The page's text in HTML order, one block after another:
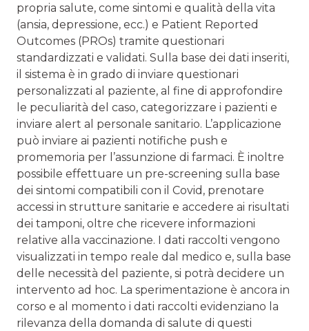
propria salute, come sintomi e qualità della vita
(ansia, depressione, ecc.) e Patient Reported
Outcomes (PROs) tramite questionari
standardizzati e validati. Sulla base dei dati inseriti,
il sistema è in grado di inviare questionari
personalizzati al paziente, al fine di approfondire
le peculiarità del caso, categorizzare i pazienti e
inviare alert al personale sanitario. L’applicazione
può inviare ai pazienti notifiche push e
promemoria per l’assunzione di farmaci. È inoltre
possibile effettuare un pre-screening sulla base
dei sintomi compatibili con il Covid, prenotare
accessi in strutture sanitarie e accedere ai risultati
dei tamponi, oltre che ricevere informazioni
relative alla vaccinazione. I dati raccolti vengono
visualizzati in tempo reale dal medico e, sulla base
delle necessità del paziente, si potrà decidere un
intervento ad hoc. La sperimentazione è ancora in
corso e al momento i dati raccolti evidenziano la
rilevanza della domanda di salute di questi